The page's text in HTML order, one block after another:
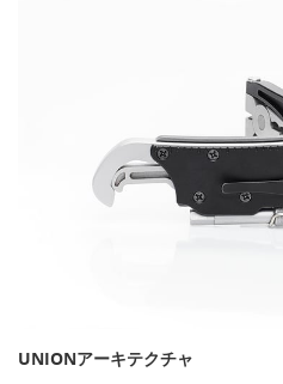
UNIONアーキテクチャ